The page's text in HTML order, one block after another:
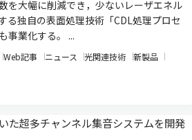
を大幅に削減でき，少ないレーザエネル
る独自の表面処理技術「CDL処理プロセ
事業化する。 ...
Web記事 ニュース 光関連技術
新製品